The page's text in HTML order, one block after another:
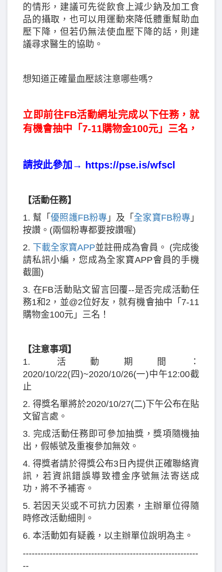
的情形，建議可先從飲食上減少鈉及加工食
品的攝取，也可以用運動來降低體重幫助血
壓下降，但若仍無法使血壓下降的話，則建
議尋求醫生的協助‍️。
想知道正確量血壓該注意哪些嗎?
立即前往FB活動網址完成以下任務，就
有機會抽中「7-11購物金100元」三名，
請按此參加→ https://pse.is/wfscl
【活動任務】
1. 幫「優照護FB粉專 」及「 全家寶FB粉專 」
按讚。(兩個粉專都要按讚喔)
2. 下載全家寶APP並註冊成為會員。 (完成後
請私訊小編，您成為全家寶APP會員的手機
截圖)
3. 在FB活動貼文留言回覆--是否完成活動任
務1和2，並@2位好友，就有機會抽中「7-11
購物金100元」三名！
【注意事項】
1. 活動期間：
2020/10/22(四)~2020/10/26(一)中午12:00截
止
2. 得獎名單將於2020/10/27(二)下午公布在貼
文留言處。
3. 完成活動任務即可參加抽獎，獎項隨機抽
出，假帳號及重複參加無效。
4. 得獎者請於得獎公布3日內提供正確聯絡資
訊，若資訊錯誤導致禮金序號無法寄送成
功，將不予補寄。
5. 若因天災或不可抗力因素，主辦單位得隨
時修改活動細則。
6. 本活動如有疑義，以主辦單位說明為主。
-----------------------------------------------------------
--